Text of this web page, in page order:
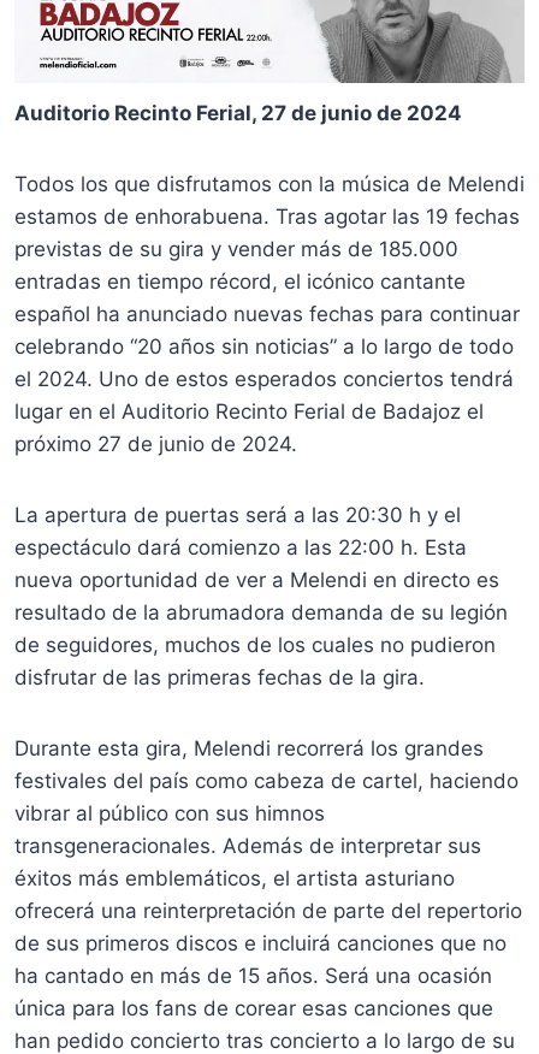
Auditorio Recinto Ferial, 27 de junio de 2024
Todos los que disfrutamos con la música de Melendi
estamos de enhorabuena. Tras agotar las 19 fechas
previstas de su gira y vender más de 185.000
entradas en tiempo récord, el icónico cantante
español ha anunciado nuevas fechas para continuar
celebrando “20 años sin noticias” a lo largo de todo
el 2024. Uno de estos esperados conciertos tendrá
lugar en el Auditorio Recinto Ferial de Badajoz el
próximo 27 de junio de 2024.
La apertura de puertas será a las 20:30 h y el
espectáculo dará comienzo a las 22:00 h. Esta
nueva oportunidad de ver a Melendi en directo es
resultado de la abrumadora demanda de su legión
de seguidores, muchos de los cuales no pudieron
disfrutar de las primeras fechas de la gira.
Durante esta gira, Melendi recorrerá los grandes
festivales del país como cabeza de cartel, haciendo
vibrar al público con sus himnos
transgeneracionales. Además de interpretar sus
éxitos más emblemáticos, el artista asturiano
ofrecerá una reinterpretación de parte del repertorio
de sus primeros discos e incluirá canciones que no
ha cantado en más de 15 años. Será una ocasión
única para los fans de corear esas canciones que
han pedido concierto tras concierto a lo largo de su